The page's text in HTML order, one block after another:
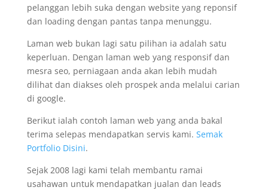
pelanggan lebih suka dengan website yang reponsif
dan loading dengan pantas tanpa menunggu.
Laman web bukan lagi satu pilihan ia adalah satu
keperluan. Dengan laman web yang responsif dan
mesra seo, perniagaan anda akan lebih mudah
dilihat dan diakses oleh prospek anda melalui carian
di google.
Berikut ialah contoh laman web yang anda bakal
terima selepas mendapatkan servis kami. Semak
Portfolio Disini.
Sejak 2008 lagi kami telah membantu ramai
usahawan untuk mendapatkan jualan dan leads